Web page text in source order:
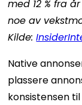
med 12 % fra
noe av
Kilde:
Native
plassere
konsistensen